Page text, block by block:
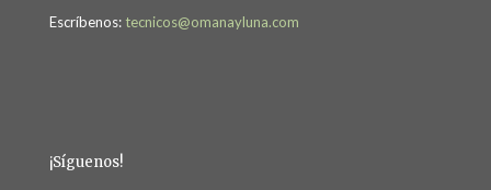
Escríbenos: tecnicos@omanayluna.com
¡Síguenos!